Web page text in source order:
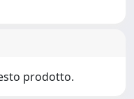
prodotto.